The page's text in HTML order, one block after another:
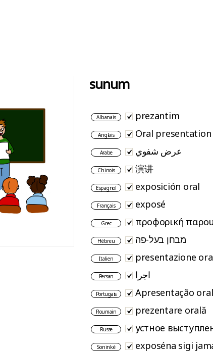
sunum
Albanais prezantim
Anglais Oral presentation
Arabe عرض شفوي
Chinois 演讲
Espagnol exposición oral
Français exposé
Grec προφορική
Hébreu מבחן בעל-פה
Italien presentazione
Persan اجرا
Portugais Apresentação oral
Roumain prezentare orală
Russe устное
Soninké exposéna sigi